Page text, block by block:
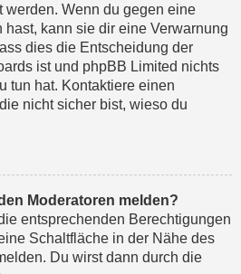
werden. Wenn du gegen eine
kann sie dir eine Verwarnung
dies die Entscheidung der
ist und phpBB Limited nichts
tun hat. Kontaktiere einen
nicht sicher bist, wieso du
Moderatoren melden?
entsprechenden Berechtigungen
Schaltfläche in der Nähe des
Du wirst dann durch die